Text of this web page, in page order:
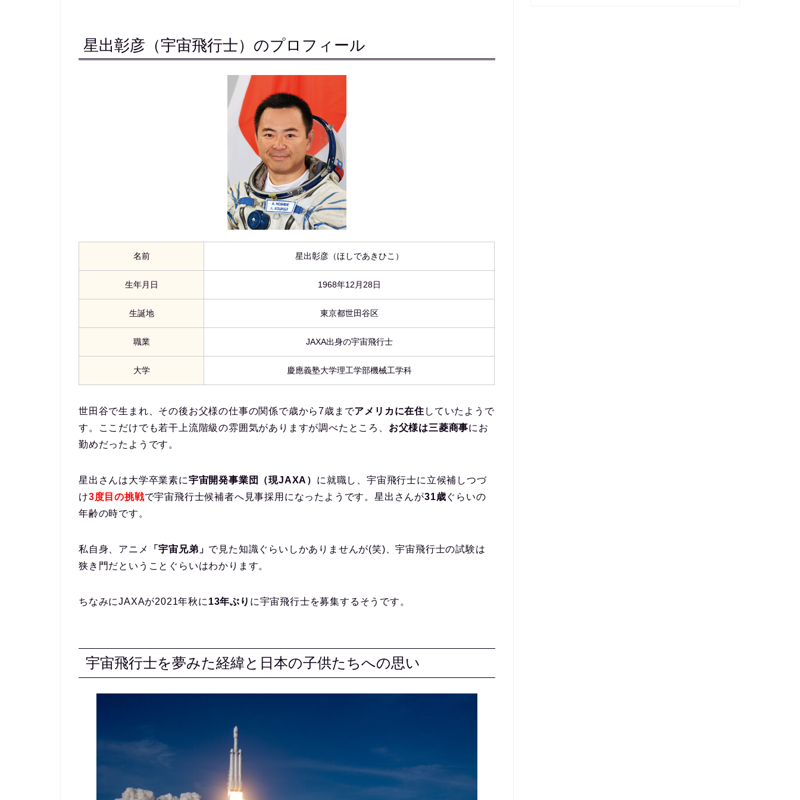
星出彰彦（宇宙飛行士）のプロフィール
名前 星出彰彦（ほしであきひこ）
生年月日 1968年12月28日
生誕地 東京都世田谷区
職業 JAXA出身の宇宙飛行士
大学 慶應義塾大学理工学部機械工学科
世田谷で生まれ、その後お父様の仕事の関係で歳から7歳までアメリカに在住 していたようで
す。ここだけでも若干上流階級の雰囲気がありますが調べたところ、 お父様は三菱商事にお
勤めだったようです。
星出さんは大学卒業素に宇宙開発事業団（現JAXA） に就職し、宇宙飛行士に立候補しつづ
け3度目の挑戦で宇宙飛行士候補者へ見事採用になったようです。星出さんが31歳ぐらいの
年齢の時です。
私自身、アニメ 「宇宙兄弟」 で見た知識ぐらいしかありませんが(笑)、宇宙飛行士の試験は
狭き門だということぐらいはわかります。
ちなみにJAXAが2021年秋に 13年ぶり に宇宙飛行士を募集するそうです。
宇宙飛行士を夢みた経緯と日本の子供たちへの思い